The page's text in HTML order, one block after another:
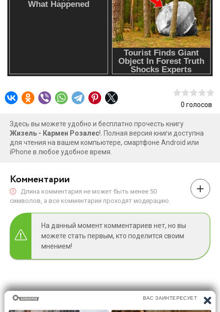
0 голосов
Здесь вы можете удобно и бесплатно прочесть книгу
Жизель - Кармен Розалес!. Полная версия книги доступна
для чтения на вашем компьютере, смартфоне Android или
iPhone в любое удобное время.
Комментарии
Длина комментария не может быть менее 50
символов, а все комментарии проходят модерацию.
На данный момент комментариев нет, но вы
можете стать первым, кто поделится своим
мнением!